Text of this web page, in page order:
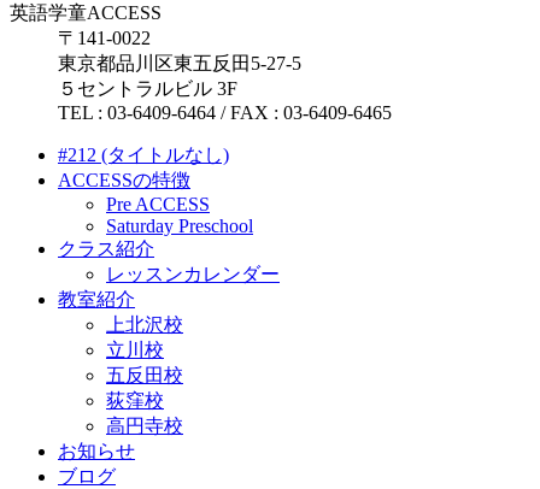
英語学童ACCESS
〒141-0022
東京都品川区東五反田5-27-5
５セントラルビル 3F
TEL : 03-6409-6464 / FAX : 03-6409-6465
#212 (タイトルなし)
ACCESSの特徴
Pre ACCESS
Saturday Preschool
クラス紹介
レッスンカレンダー
教室紹介
上北沢校
立川校
五反田校
荻窪校
高円寺校
お知らせ
ブログ